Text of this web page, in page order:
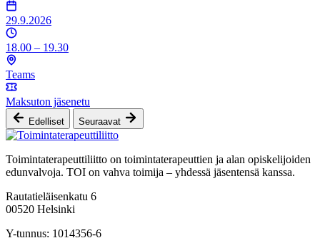
29.9.2026
18.00 – 19.30
Teams
Maksuton jäsenetu
Edelliset Seuraavat
Toimintaterapeuttiliitto on toimintaterapeuttien ja alan opiskelijoiden
edunvalvoja. TOI on vahva toimija – yhdessä jäsentensä kanssa.
Rautatieläisenkatu 6
00520 Helsinki
Y-tunnus: 1014356-6